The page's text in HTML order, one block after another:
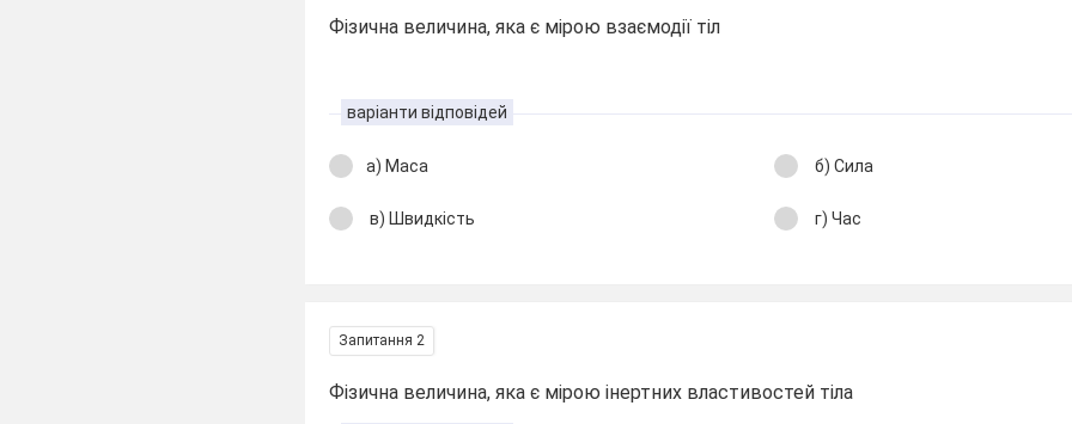
Фізична величина, яка є мірою взаємодії тіл
варіанти відповідей
а) Маса б) Сила
в) Швидкість г) Час
Запитання 2
Фізична величина, яка є мірою інертних властивостей тіла